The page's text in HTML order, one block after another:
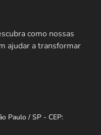
como nossas
ajudar a transformar
Paulo / SP - CEP: